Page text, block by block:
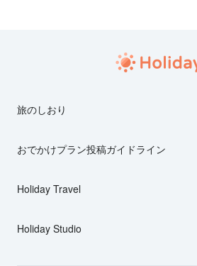
旅のしおり
おでかけプラン投稿ガイドライン
Holiday Travel
Holiday Studio